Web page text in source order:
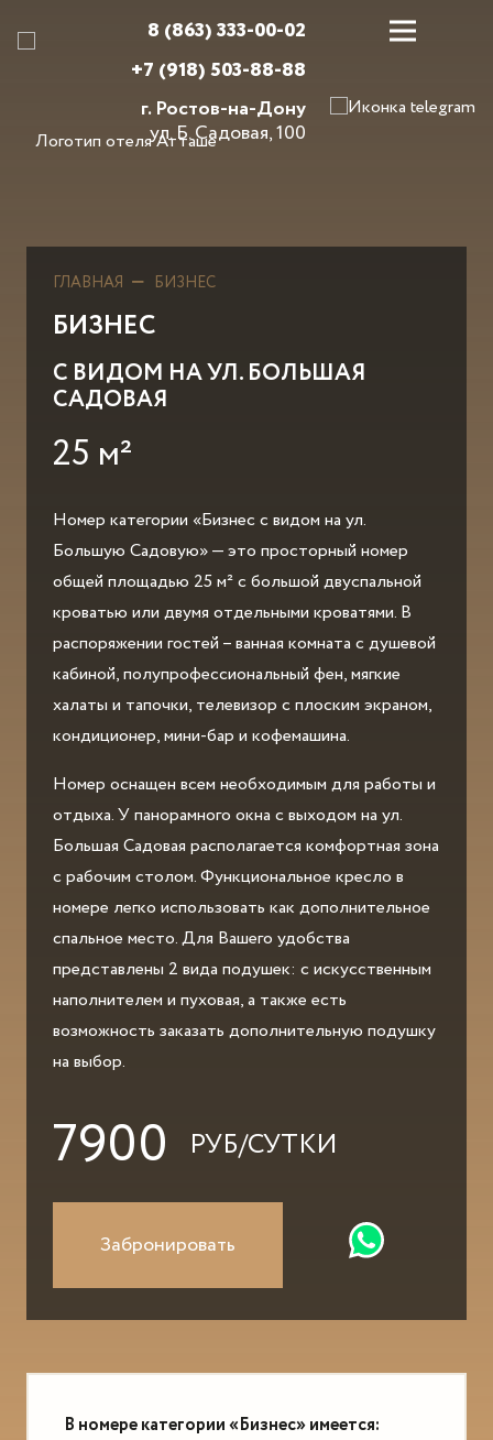
8 (863) 333-00-02
+7 (918) 503-88-88
г. Ростов-на-Дону
ул. Б. Садовая, 100
ГЛАВНАЯ БИЗНЕС
БИЗНЕС
С ВИДОМ НА УЛ. БОЛЬШАЯ
САДОВАЯ
25 м²
Номер категории «Бизнес с видом на ул.
Большую Садовую» — это просторный номер
общей площадью 25 м² с большой двуспальной
кроватью или двумя отдельными кроватями. В
распоряжении гостей – ванная комната с душевой
кабиной, полупрофессиональный фен, мягкие
халаты и тапочки, телевизор с плоским экраном,
кондиционер, мини-бар и кофемашина.
Номер оснащен всем необходимым для работы и
отдыха. У панорамного окна с выходом на ул.
Большая Садовая располагается комфортная зона
с рабочим столом. Функциональное кресло в
номере легко использовать как дополнительное
спальное место. Для Вашего удобства
представлены 2 вида подушек: с искусственным
наполнителем и пуховая, а также есть
возможность заказать дополнительную подушку
на выбор.
7900 РУБ/СУТКИ
Забронировать
В номере категории «Бизнес» имеется: